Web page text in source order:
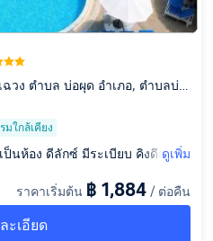
วง ตำบล บ่อผุด อำเภอ, ตำบลบ่อ
มใกล้เคียง
ป็นห้อง ดีลักซ์ มีระเบียบ คิงดีลักซ์
รเช้าเป็นบุฟเฟต์ อาหารรสชาติดี
อยู่บริเวณใกล้เคียงสนามบิน เวล
ดูเพิ่ม
ราคาเริ่มต้น ฿ 1,884 / ต่อคืน
ะเอียด